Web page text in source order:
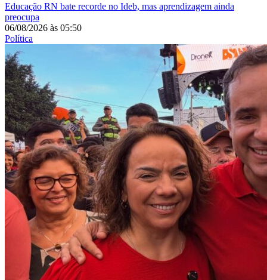
Educação RN bate recorde no Ideb, mas aprendizagem ainda
preocupa
06/08/2026 às 05:50
Política